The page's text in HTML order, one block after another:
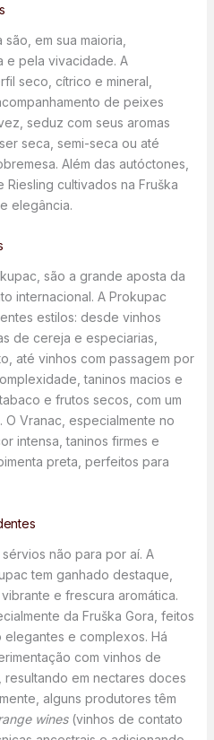
em sua maioria,
e pela vivacidade. A
seco, cítrico e mineral,
de peixes
seduz com seus aromas
seca, semi-seca ou até
Além das autóctones,
cultivados na Fruška
elegância.
são a grande aposta da
internacional. A Prokupac
estilos: desde vinhos
de cereja e especiarias,
até vinhos com passagem por
taninos macios e
e frutos secos, com um
Vranac, especialmente no
intensa, taninos firmes e
preta, perfeitos para
não para por aí. A
tem ganhado destaque,
e frescura aromática.
da Fruška Gora, feitos
e complexos. Há
com vinhos de
resultando em nectares doces
alguns produtores têm
wines(vinhos de contato